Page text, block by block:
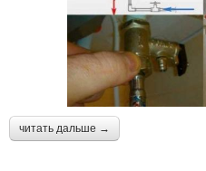
читать дальше →